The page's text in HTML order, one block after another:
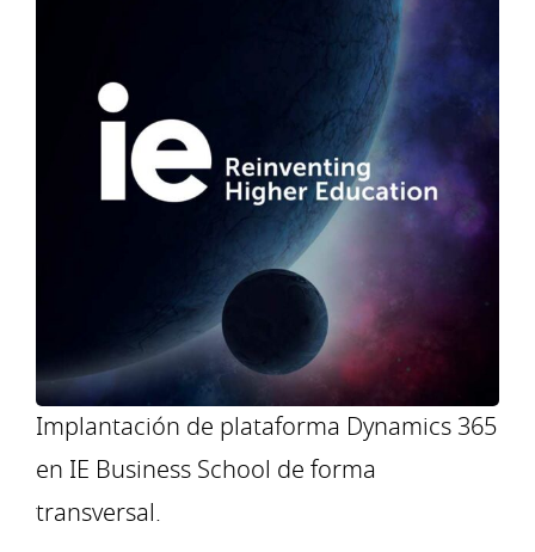
Implantación de plataforma Dynamics 365
en IE Business School de forma
transversal.